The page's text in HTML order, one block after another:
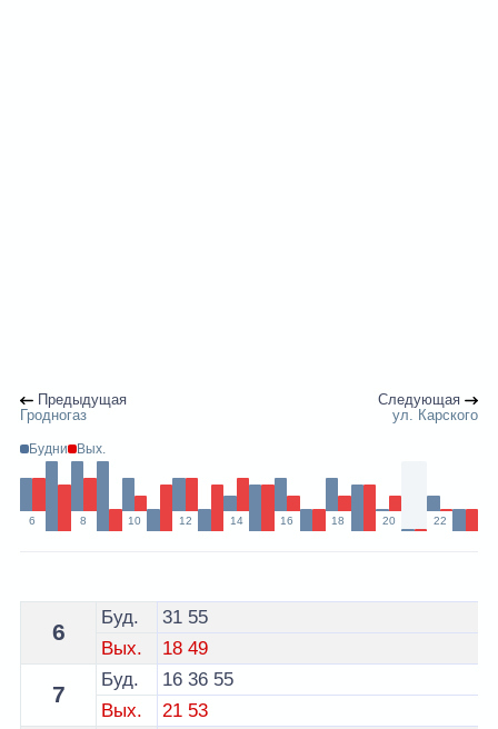
Предыдущая
Гродногаз
Следующая
ул. Карского
Будни Вых.
6 8 10 12 14 16 18 20 22
Расписание 15 автобуса Гродно - остановка ул.
6
Буд. 31 55
Вых.
18 49
7
Буд. 16 36 55
Вых.
21 53